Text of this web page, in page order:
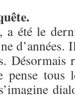
a été le
d’années.
Désormais
tous